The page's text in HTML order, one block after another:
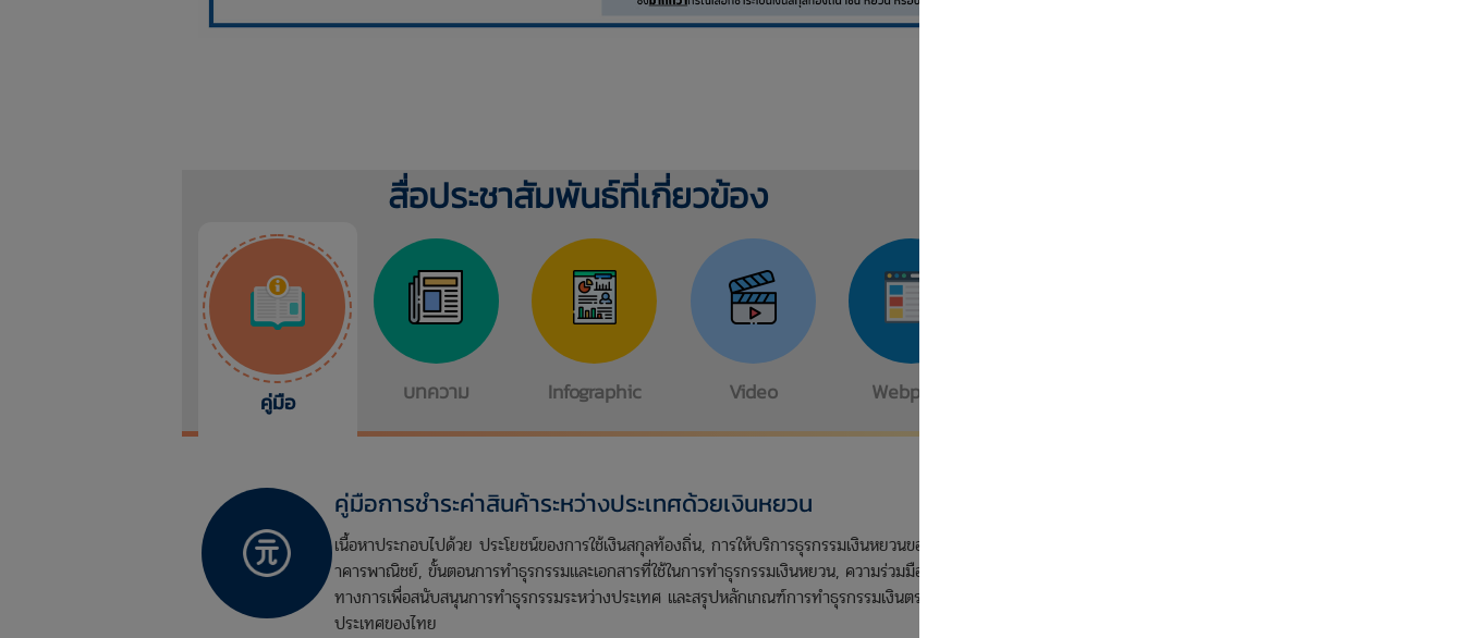
สื่อประชาสัมพันธ์ที่เกี่ยวข้อง
คู่มือ บทความ Infographic Video Webpage
คู่มือการชำระค่าสินค้าระหว่างประเทศด้วยเงินหยวน
เนื้อหาประกอบไปด้วย ประโยชน์ของการใช้เงินสกุลท้องถิ่น, การให้บริการธุรกรรมเงินหยวนของธน
าคารพาณิชย์, ขั้นตอนการทำธุรกรรมและเอกสารที่ใช้ในการทำธุรกรรมเงินหยวน, ความร่วมมือของ
ทางการเพื่อสนับสนุนการทำธุรกรรมระหว่างประเทศ และสรุปหลักเกณฑ์การทำธุรกรรมเงินตราต่าง
ประเทศของไทย